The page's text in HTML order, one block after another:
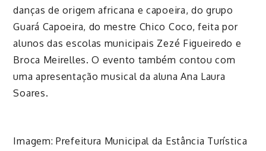
danças de origem africana e capoeira, do grupo
Guará Capoeira, do mestre Chico Coco, feita por
alunos das escolas municipais Zezé Figueiredo e
Broca Meirelles. O evento também contou com
uma apresentação musical da aluna Ana Laura
Soares.
Imagem: Prefeitura Municipal da Estância Turística